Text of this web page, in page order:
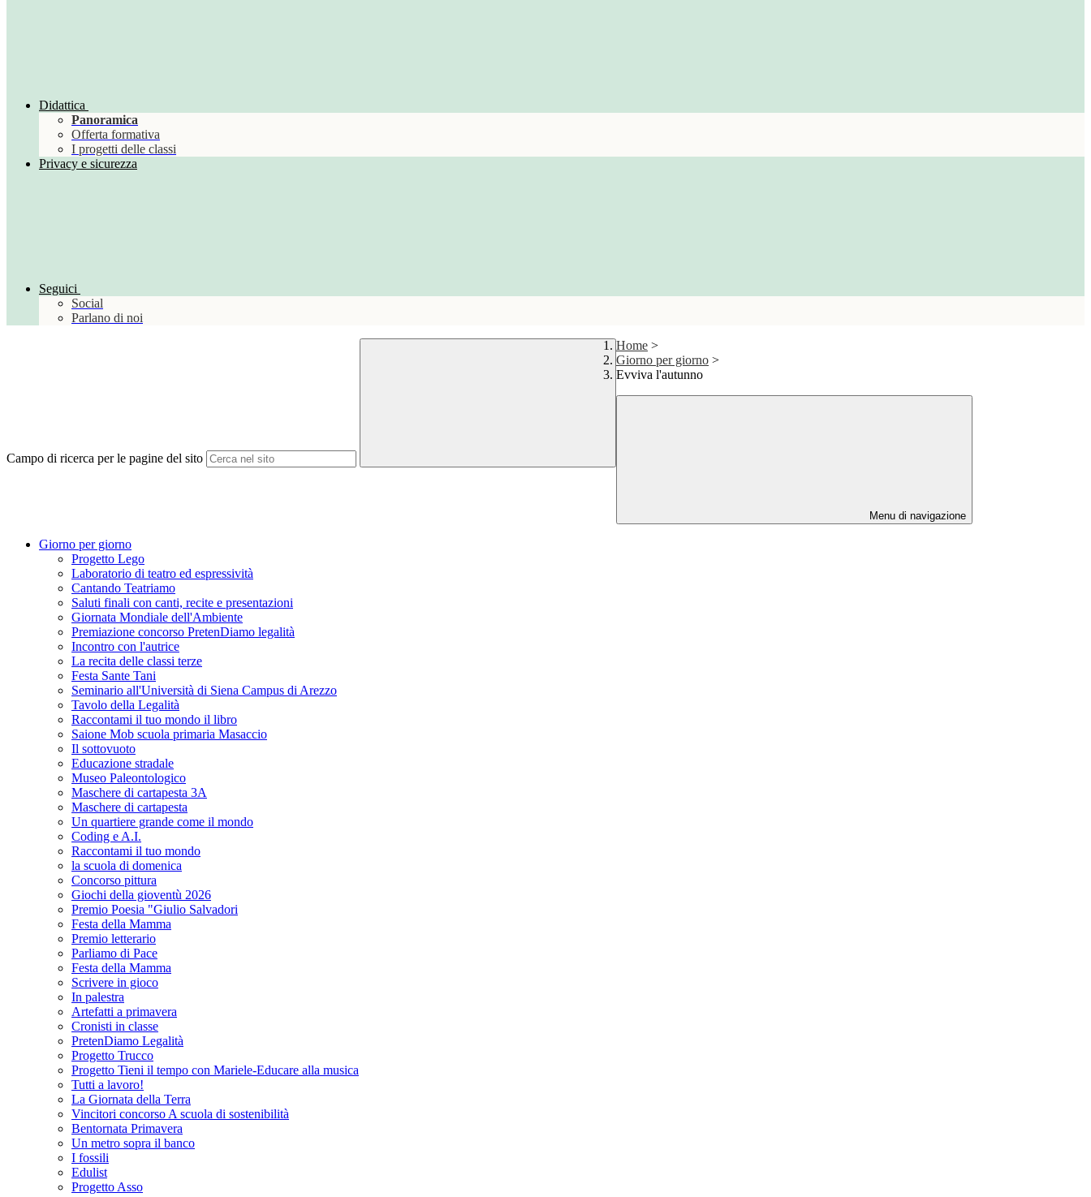
Didattica
Panoramica
Offerta formativa
I progetti delle classi
Privacy e sicurezza
Seguici
Social
Parlano di noi
Campo di ricerca per le pagine del sito
Home >
Giorno per giorno >
Evviva l'autunno
Menu di navigazione
Giorno per giorno
Progetto Lego
Laboratorio di teatro ed espressività
Cantando Teatriamo
Saluti finali con canti, recite e presentazioni
Giornata Mondiale dell'Ambiente
Premiazione concorso PretenDiamo legalità
Incontro con l'autrice
La recita delle classi terze
Festa Sante Tani
Seminario all'Università di Siena Campus di Arezzo
Tavolo della Legalità
Raccontami il tuo mondo il libro
Saione Mob scuola primaria Masaccio
Il sottovuoto
Educazione stradale
Museo Paleontologico
Maschere di cartapesta 3A
Maschere di cartapesta
Un quartiere grande come il mondo
Coding e A.I.
Raccontami il tuo mondo
la scuola di domenica
Concorso pittura
Giochi della gioventù 2026
Premio Poesia "Giulio Salvadori
Festa della Mamma
Premio letterario
Parliamo di Pace
Festa della Mamma
Scrivere in gioco
In palestra
Artefatti a primavera
Cronisti in classe
PretenDiamo Legalità
Progetto Trucco
Progetto Tieni il tempo con Mariele-Educare alla musica
Tutti a lavoro!
La Giornata della Terra
Vincitori concorso A scuola di sostenibilità
Bentornata Primavera
Un metro sopra il banco
I fossili
Edulist
Progetto Asso